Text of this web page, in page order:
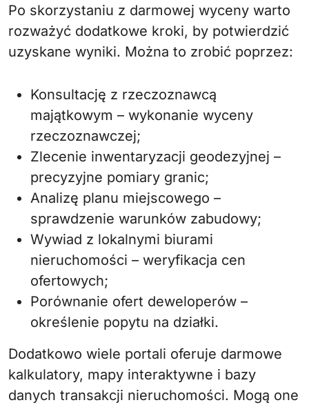
Po skorzystaniu z darmowej wyceny warto
rozważyć dodatkowe kroki, by potwierdzić
uzyskane wyniki. Można to zrobić poprzez:
Konsultację z rzeczoznawcą
majątkowym – wykonanie wyceny
rzeczoznawczej;
Zlecenie inwentaryzacji geodezyjnej –
precyzyjne pomiary granic;
Analizę planu miejscowego –
sprawdzenie warunków zabudowy;
Wywiad z lokalnymi biurami
nieruchomości – weryfikacja cen
ofertowych;
Porównanie ofert deweloperów –
określenie popytu na działki.
Dodatkowo wiele portali oferuje darmowe
kalkulatory, mapy interaktywne i bazy
danych transakcji nieruchomości. Mogą one